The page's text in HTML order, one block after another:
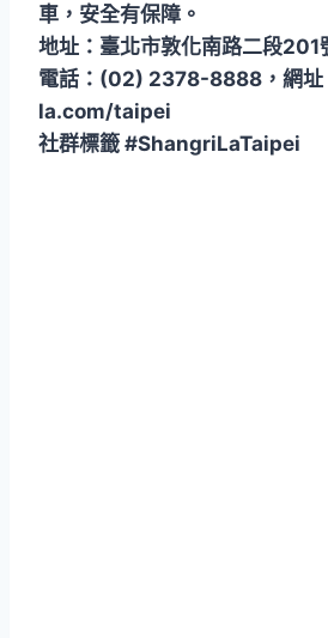
車，安全有保障。
地址：臺北市敦化南路二段201
電話：(02) 2378-8888，網
la.com/taipei
社群標籤 #ShangriLaTaipei